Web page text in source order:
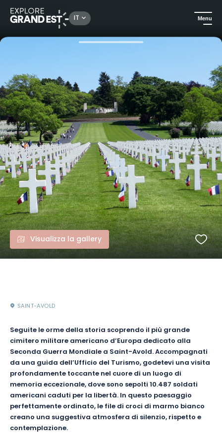
IT Menu
Arte e cultura Visita guidata al cimitero americano di Lorraine
Visualizza la gallery
SAINT-AVOLD
Seguite le orme della storia scoprendo il più grande
cimitero militare americano d’Europa dedicato alla
Seconda Guerra Mondiale a Saint-Avold. Accompagnati
da una guida dell’Ufficio del Turismo, godetevi una visita
profondamente toccante nel cuore di un luogo di
memoria eccezionale, dove sono sepolti 10.487 soldati
americani caduti per la libertà. In questo paesaggio
perfettamente ordinato, le file di croci di marmo bianco
creano una suggestiva atmosfera di silenzio, rispetto e
contemplazione.